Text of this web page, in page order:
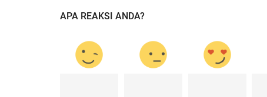
APA REAKSI ANDA?